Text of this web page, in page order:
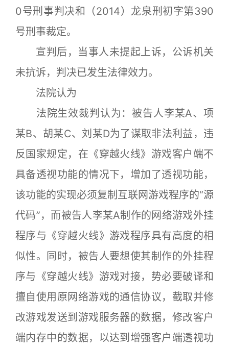
0号刑事判决和（2014）龙泉刑初字第390
号刑事裁定。
宣判后，当事人未提起上诉，公诉机关
未抗诉，判决已发生法律效力。
法院认为
法院生效裁判认为：被告人李某A、项
某B、胡某C、刘某D为了谋取非法利益，违
反国家规定，在《穿越火线》游戏客户端不
具备透视功能的情况下，增加了透视功能，
该功能的实现必须复制互联网游戏程序的“源
代码”，而被告人李某A制作的网络游戏外挂
程序与《穿越火线》游戏程序具有高度的相
似性。同时，被告人要想使其制作的外挂程
序与《穿越火线》游戏对接，势必要破译和
擅自使用原网络游戏的通信协议，截取并修
改游戏发送到游戏服务器的数据，修改客户
端内存中的数据，以达到增强客户端透视功